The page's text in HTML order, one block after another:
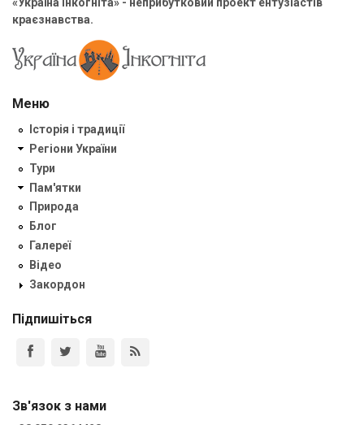
«Україна Інкогніта» - неприбутковий проект ентузіастів
краєзнавства.
Меню
Історія і традиції
Регіони України
Тури
Пам'ятки
Природа
Блог
Галереї
Відео
Закордон
Підпишіться
Зв'язок з нами